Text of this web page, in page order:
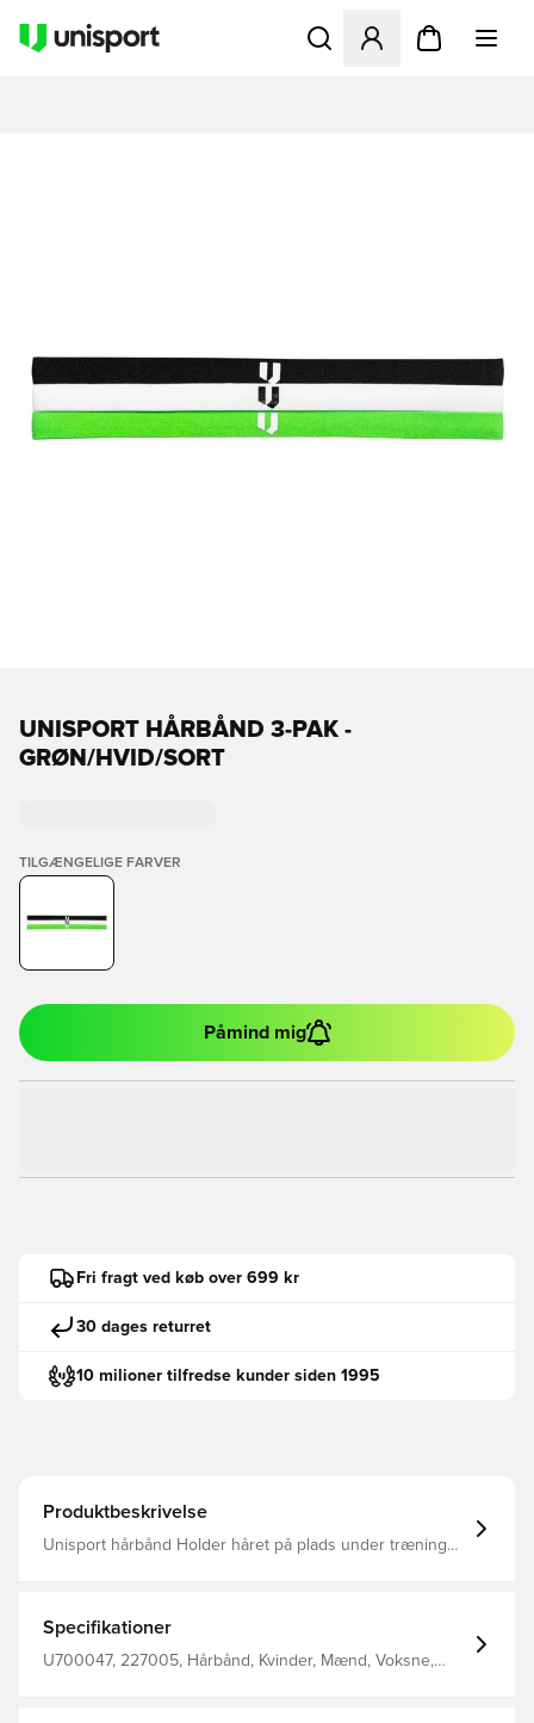
Åbner en Modal til at
UNISPORT HÅRBÅND 3-PAK -
GRØN/HVID/SORT
TILGÆNGELIGE FARVER
Påmind mig
Fri fragt ved køb over 699 kr
30 dages returret
10 milioner tilfredse kunder siden 1995
Produktbeskrivelse
Unisport hårbånd Holder håret på plads under træning
Specifikationer
U700047, 227005, Hårbånd, Kvinder, Mænd, Voksne,